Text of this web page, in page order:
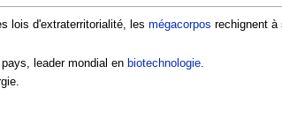
lois d'extraterritorialité, les mégacorpos rechignent à
leader mondial en biotechnologie.